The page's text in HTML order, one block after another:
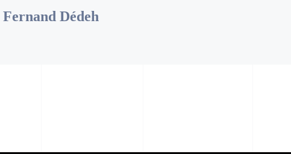
Fernand Dédeh